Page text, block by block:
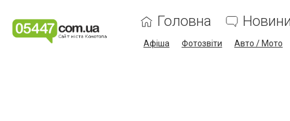
Головна Новини
Афіша Фотозвіти Авто / Мото